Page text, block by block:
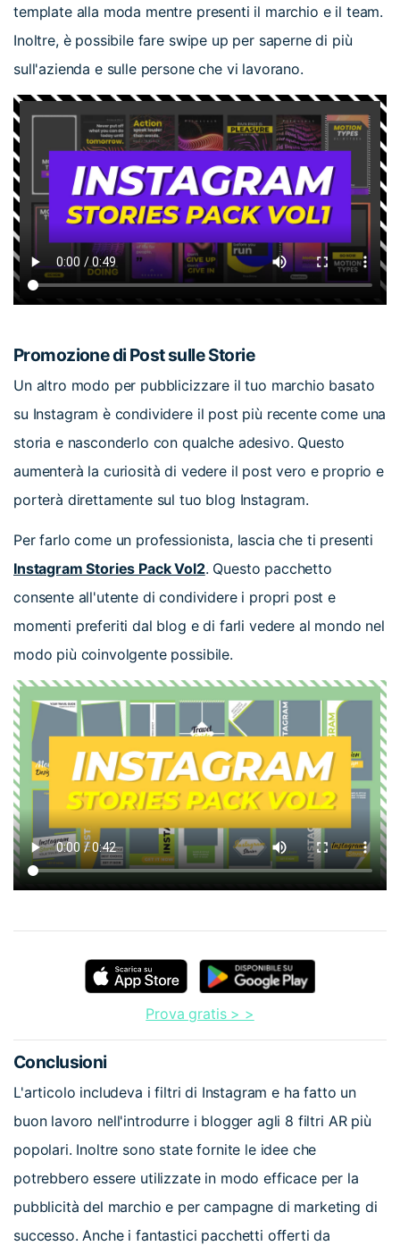
template alla moda mentre presenti il marchio e il team.
Inoltre, è possibile fare swipe up per saperne di più
sull'azienda e sulle persone che vi lavorano.
Promozione di Post sulle Storie
Un altro modo per pubblicizzare il tuo marchio basato
su Instagram è condividere il post più recente come una
storia e nasconderlo con qualche adesivo. Questo
aumenterà la curiosità di vedere il post vero e proprio e
porterà direttamente sul tuo blog Instagram.
Per farlo come un professionista, lascia che ti presenti
Instagram Stories Pack Vol2. Questo pacchetto
consente all'utente di condividere i propri post e
momenti preferiti dal blog e di farli vedere al mondo nel
modo più coinvolgente possibile.
Prova gratis > >
Conclusioni
L'articolo includeva i filtri di Instagram e ha fatto un
buon lavoro nell'introdurre i blogger agli 8 filtri AR più
popolari. Inoltre sono state fornite le idee che
potrebbero essere utilizzate in modo efficace per la
pubblicità del marchio e per campagne di marketing di
successo. Anche i fantastici pacchetti offerti da